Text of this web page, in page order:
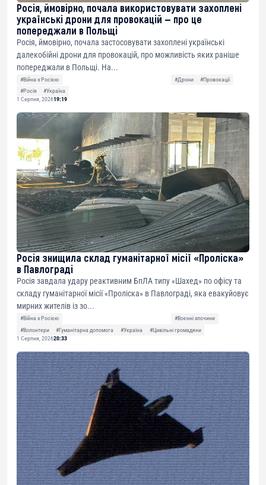
Росія, ймовірно, почала використовувати захоплені
українські дрони для провокацій — про це
попереджали в Польщі
Росія, ймовірно, почала застосовувати захоплені українські
далекобійні дрони для провокацій, про можливість яких раніше
попереджали в Польщі. На...
#Війна з Росією #Дрони
#Провокації
#Росія
#Україна
1 Серпня, 202619:19
Росія знищила склад гуманітарної місії «Проліска»
в Павлограді
Росія завдала удару реактивним БпЛА типу «Шахед» по офісу та
складу гуманітарної місії «Проліска» в Павлограді, яка евакуйовує
мирних жителів із зо...
#Війна з Росією
#Воєнні злочини
#Волонтери
#Гуманітарна допомога #Україна
#Цивільні громадяни
1 Серпня, 202620:33